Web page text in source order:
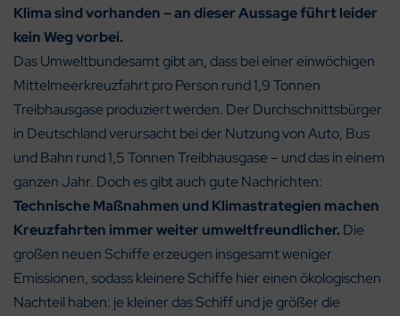
Klima sind vorhanden – an dieser Aussage führt leider
kein Weg vorbei.
Das Umweltbundesamt gibt an, dass bei einer einwöchigen
Mittelmeerkreuzfahrt pro Person rund 1,9 Tonnen
Treibhausgase produziert werden. Der Durchschnittsbürger
in Deutschland verursacht bei der Nutzung von Auto, Bus
und Bahn rund 1,5 Tonnen Treibhausgase – und das in einem
ganzen Jahr. Doch es gibt auch gute Nachrichten:
Technische Maßnahmen und Klimastrategien machen
Kreuzfahrten immer weiter umweltfreundlicher. Die
großen neuen Schiffe erzeugen insgesamt weniger
Emissionen, sodass kleinere Schiffe hier einen ökologischen
Nachteil haben: je kleiner das Schiff und je größer die